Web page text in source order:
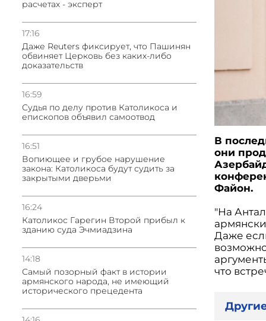
расчетах - эксперт
17:16
Даже Reuters фиксирует, что Пашинян
обвиняет Церковь без каких-либо
доказательств
16:59
Судья по делу против Католикоса и
епископов объявил самоотвод
16:51
Вопиющее и грубое нарушение
закона: Католикоса будут судить за
закрытыми дверьми
16:24
Католикос Гарегин Второй прибыл к
зданию суда Эчмиадзина
14:18
Самый позорный факт в истории
армянского народа, не имеющий
исторического прецедента
В
они
Файон.
"На
Даже
что